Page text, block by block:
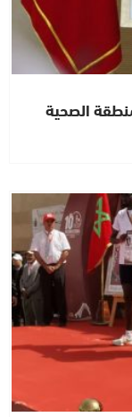
الصحية